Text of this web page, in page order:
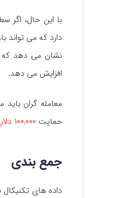
با این حال، اگر سطح ۱۰۰,۰۰۰
دارد که می تواند
نشان می دهد که
افزایش می دهد.
معامله گران
حمایت ۱۰۰,۰۰۰ دلاری
جمع بندی
داده های